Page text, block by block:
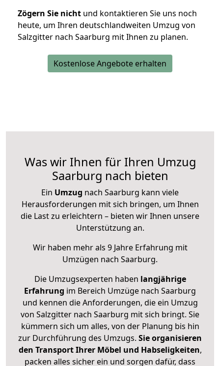
Zögern Sie nicht und kontaktieren Sie uns noch
heute, um Ihren deutschlandweiten Umzug von
Salzgitter nach Saarburg mit Ihnen zu planen.
Kostenlose Angebote erhalten
Was wir Ihnen für Ihren Umzug
Saarburg nach bieten
Ein Umzug nach Saarburg kann viele
Herausforderungen mit sich bringen, um Ihnen
die Last zu erleichtern – bieten wir Ihnen unsere
Unterstützung an.
Wir haben mehr als 9 Jahre Erfahrung mit
Umzügen nach Saarburg.
Die Umzugsexperten haben langjährige
Erfahrung im Bereich Umzüge nach Saarburg
und kennen die Anforderungen, die ein Umzug
von Salzgitter nach Saarburg mit sich bringt. Sie
kümmern sich um alles, von der Planung bis hin
zur Durchführung des Umzugs. Sie organisieren
den Transport Ihrer Möbel und Habseligkeiten,
packen alles sicher ein und sorgen dafür, dass